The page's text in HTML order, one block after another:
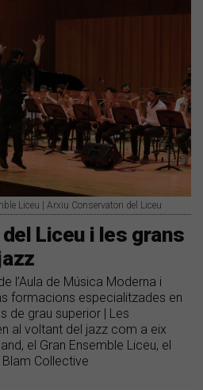
Liceu | Arxiu Conservatori del Liceu
Liceu i les grans
l’Aula de Música Moderna i
formacions especialitzades en
de grau superior | Les
al voltant del jazz com a eix
el Gran Ensemble Liceu, el
Collective